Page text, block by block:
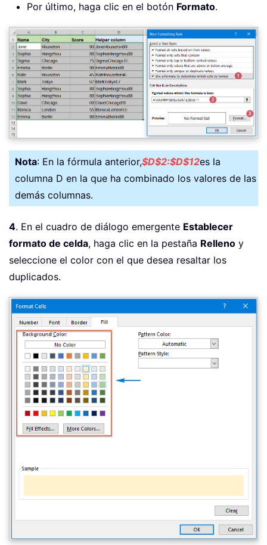
Por último, haga clic en el botón Formato.
Nota: En la fórmula anterior,$D$2:$D$12es la
columna D en la que ha combinado los valores de las
demás columnas.
4. En el cuadro de diálogo emergente Establecer
formato de celda, haga clic en la pestaña Relleno y
seleccione el color con el que desea resaltar los
duplicados.